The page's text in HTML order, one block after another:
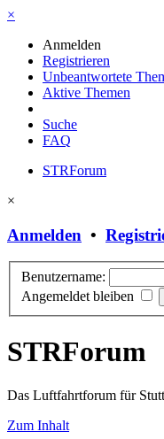
×
Anmelden
Registrieren
Unbeantwortete
Aktive Themen
Suche
FAQ
STRForum
×
Anmelden •
Benutzername:
Angemeldet bleiben
STRForum
Das Luftfahrtforum für
Zum Inhalt